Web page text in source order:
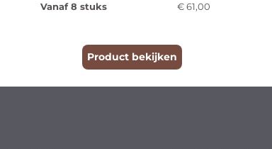
Vanaf 8 stuks €61,00
Product bekijken